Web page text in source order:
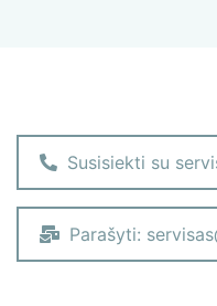
Susisiekti su
Parašyti: